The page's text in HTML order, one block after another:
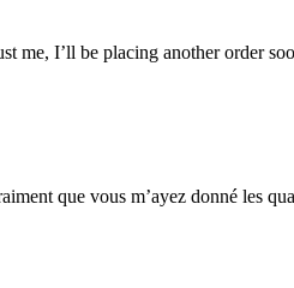
me, I’ll be placing another order
que vous m’ayez donné les